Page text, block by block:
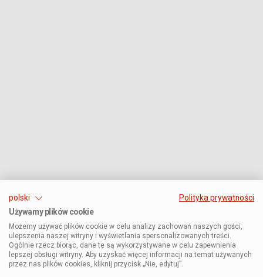
polski
Polityka prywatności
Używamy plików cookie
Możemy używać plików cookie w celu analizy zachowań naszych gości,
ulepszenia naszej witryny i wyświetlania spersonalizowanych treści.
Ogólnie rzecz biorąc, dane te są wykorzystywane w celu zapewnienia
lepszej obsługi witryny. Aby uzyskać więcej informacji na temat używanych
przez nas plików cookies, kliknij przycisk „Nie, edytuj”.